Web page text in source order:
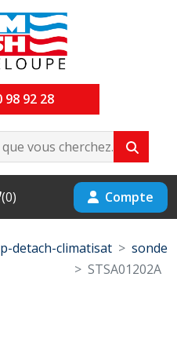
98 92 28
(0) Compte
p-detach-climatisat
sonde
STSA01202A